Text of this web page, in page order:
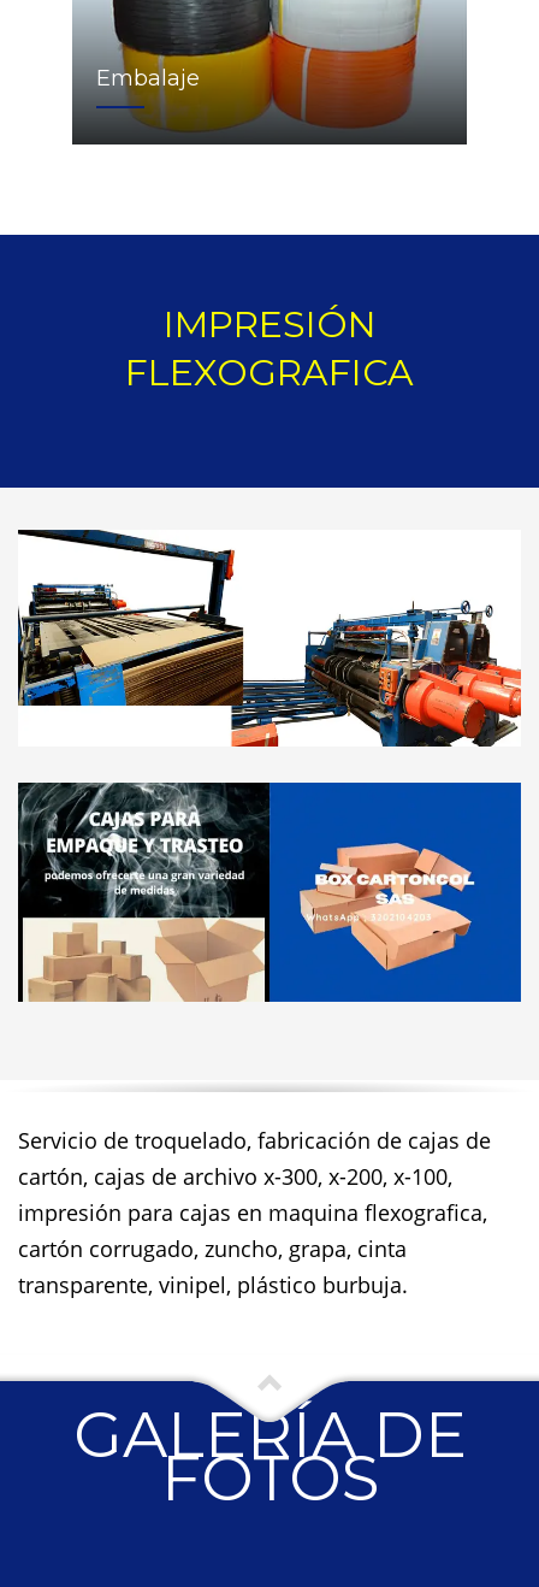
Embalaje
IMPRESIÓN
FLEXOGRAFICA
Servicio de troquelado, fabricación de cajas de
cartón, cajas de archivo x-300, x-200, x-100,
impresión para cajas en maquina flexografica,
cartón corrugado, zuncho, grapa, cinta
transparente, vinipel, plástico burbuja.
GALERÍA DE
FOTOS